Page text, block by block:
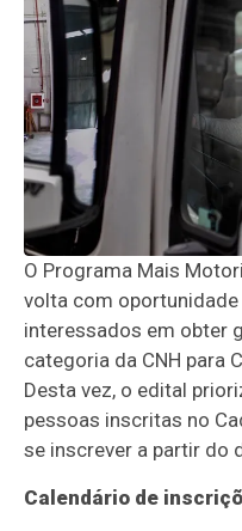
O Programa Mais
volta com
interessados em obter
categoria da CNH para
Desta vez, o edital
pessoas inscritas no
se inscrever a partir do
Calendário de